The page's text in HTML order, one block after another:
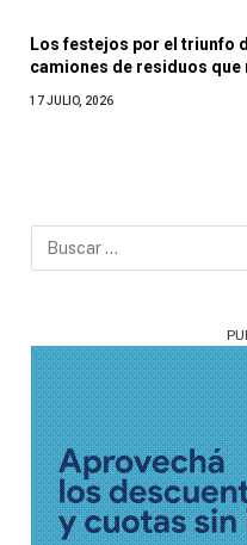
Los festejos por el triunfo
camiones de residuos
17 JULIO, 2026